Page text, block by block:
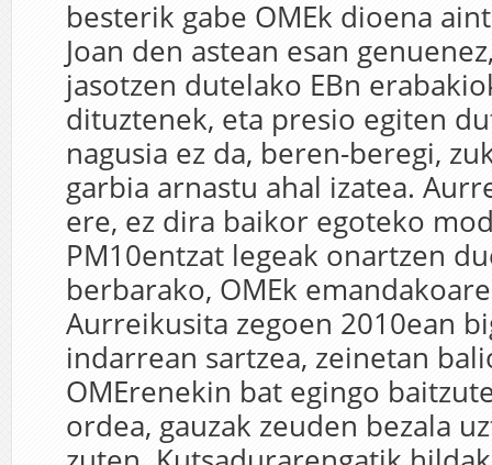
besterik gabe OMEk dioena
Joan den astean esan
jasotzen dutelako EBn
dituztenek, eta presio egiten
nagusia ez da, beren-beregi,
garbia arnastu ahal izatea.
ere, ez dira baikor egoteko
PM10entzat legeak onartzen
berbarako, OMEk
Aurreikusita zegoen 2010ean
indarrean sartzea, zeinetan
OMErenekin bat egingo
ordea, gauzak zeuden bezala